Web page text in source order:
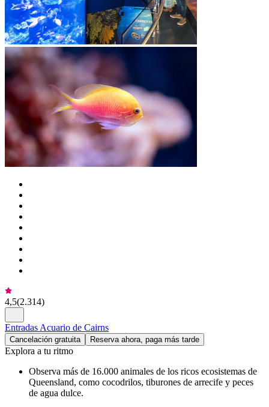
4,5(2.314)
Entradas Acuario de Cairns
Cancelación gratuita Reserva ahora, paga más tarde
Explora a tu ritmo
Observa más de 16.000 animales de los ricos ecosistemas de
Queensland, como cocodrilos, tiburones de arrecife y peces
de agua dulce.